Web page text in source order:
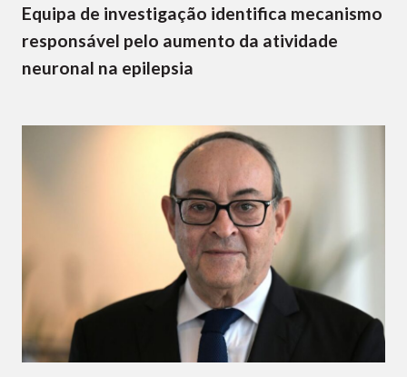
Equipa de investigação identifica mecanismo
responsável pelo aumento da atividade
neuronal na epilepsia